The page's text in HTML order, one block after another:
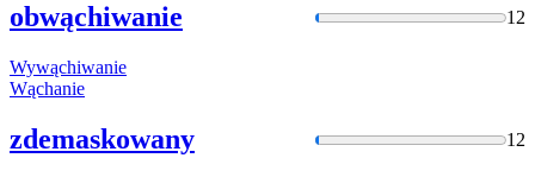
obwąchiwanie 12
Wywąchiwanie
Wąchanie
zdemaskowany 12